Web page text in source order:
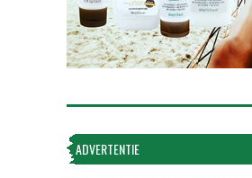
ADVERTENTIE